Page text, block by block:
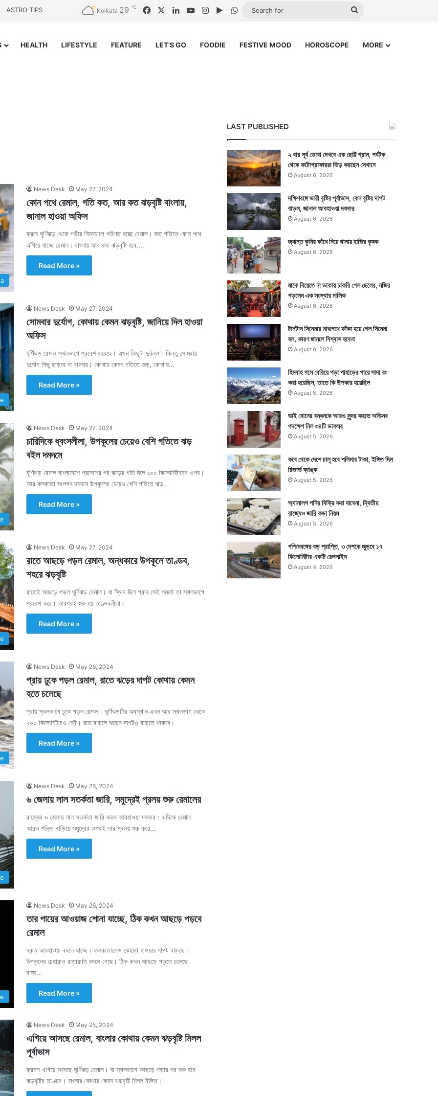
ASTRO TIPS Kolkata 29 ℃ FacebookLinkedInYouTubeInstagramGoogle Play
WhatsApp
Search
HEALTH LIFESTYLE FEATURE LET’S GO FOODIE FESTIVE MOOD HOROSCOPE MORE
News Desk May 27, 2024
কোন পথে রেমাল, গতি কত, আর কত ঝড়বৃষ্টি বাংলায়,
জানাল হাওয়া অফিস
ক্রমে ঘূর্ণিঝড় থেকে গভীর নিম্নচাপে পরিণত হচ্ছে রেমাল। কত গতিতে কোন পথে
এগিয়ে যাচ্ছে রেমাল। বাংলায় আর কত ঝড়বৃষ্টি হবে,…
Read More »
News Desk May 27, 2024
সোমবার দুর্যোগ, কোথায় কেমন ঝড়বৃষ্টি, জানিয়ে দিল হাওয়া
অফিস
ঘূর্ণিঝড় রেমাল স্থলভাগে প্রবেশ করেছে। এখন কিছুটা দুর্বলও। কিন্তু সোমবার
দুর্যোগ পিছু ছাড়বে না বাংলার। কোথায় কেমন গতিতে জড়, কোথায়…
Read More »
News Desk May 27, 2024
চারিদিকে ধ্বংসলীলা, উপকূলের চেয়েও বেশি গতিতে ঝড়
বইল দমদমে
ঘূর্ণিঝড় রেমাল বাংলাদেশে প্রবেশের পর ঝড়ের গতি ছিল ১০০ কিলোমিটারের ওপর।
আর কলকাতা সংলগ্ন দমদমে উপকূলের চেয়েও বেশি গতিতে ঝড়…
Read More »
News Desk May 27, 2024
রাতে আছড়ে পড়ল রেমাল, অন্ধকারে উপকূলে তাণ্ডব,
শহরে ঝড়বৃষ্টি
রাতেই আছড়ে পড়ল ঘূর্ণিঝড় রেমাল। যা স্থির ছিল প্রায় সেই সময়ই তা স্থলভাগে
প্রবেশ করে। তারপরই শুরু হয় তাণ্ডবলীলা।
Read More »
News Desk May 26, 2024
প্রায় ঢুকে পড়ল রেমাল, রাতে ঝড়ের দাপট কোথায় কেমন
হতে চলেছে
প্রায় স্থলভাগে ঢুকে পড়ল রেমাল। ঘূর্ণিঝড়টির অবস্থান এখন আর স্থলভাগ থেকে
২০০ কিলোমিটারও নেই। রাত বাড়লে ঝড়ের দাপটও বাড়তে থাকবে।
Read More »
News Desk May 26, 2024
৬ জেলায় লাল সতর্কতা জারি, সমুদ্রেই প্রলয় শুরু রেমালের
রাজ্যের ৬ জেলায় লাল সতর্কতা জারি করল আবহাওয়া দফতর। এদিকে রেমাল
আরও শক্তি বাড়িয়ে সমুদ্রের ওপরই তার প্রলয় শুরু করে…
Read More »
News Desk May 26, 2024
তার পায়ের আওয়াজ শোনা যাচ্ছে, ঠিক কখন আছড়ে পড়বে
রেমাল
দ্রুত আবহাওয়া বদলে যাচ্ছে। কলকাতাতেও ঝোড়ো হাওয়ার দাপট বাড়ছে।
উপকূলের চেহারাও রাতারাতি বদলে গেছে। ঠিক কখন আছড়ে পড়তে চলেছে
দানব…
Read More »
News Desk May 25, 2024
এগিয়ে আসছে রেমাল, বাংলার কোথায় কেমন ঝড়বৃষ্টি মিলল
পূর্বাভাস
ক্রমশ এগিয়ে আসছে ঘূর্ণিঝড় রেমাল। যা স্থলভাগে আছড়ে পড়ার পর শুরু হবে
ঝড়বৃষ্টির তাণ্ডব। বাংলার কোথায় কেমন ঝড়বৃষ্টি মিলল ইঙ্গিত।
LAST PUBLISHED
২ বার সূর্য ডোবা দেখবে এক ছোট্ট গ্রাম, পর্যটক
থেকে ফটোগ্রাফাররা ভিড় করছেন সেখানে
August 6, 2026
দক্ষিণবঙ্গে ভারী বৃষ্টির পূর্বাভাস, কেন বৃষ্টির দাপট
বাড়ল, জানাল আবহাওয়া দফতর
August 6, 2026
জ্যান্ত কুমির কাঁধে নিয়ে থানায় হাজির কৃষক
August 6, 2026
মাকে বিয়েতে না ডাকায় চাকরি গেল ছেলের, নজির
গড়লেন এক সংস্থার মালিক
August 6, 2026
টানটান সিনেমার মাঝপথে ফাঁকা হয়ে গেল সিনেমা
হল, কারণ জানলে বিশ্বাস হবেনা
August 6, 2026
হিমবাহ গলে বেরিয়ে পড়া পাহাড়ের গায়ে সাদা রং
করা হয়েছিল, তাতে কি উপকার হয়েছিল
August 5, 2026
ভাই বোনের বন্ধনকে আরও সুন্দর করতে অভিনব
পদক্ষেপ নিল ৩৪টি ডাকঘর
August 5, 2026
কবে থেকে দেশে চালু হবে পলিমার টাকা, ইঙ্গিত দিল
রিজার্ভ ব্যাঙ্ক
August 5, 2026
অ্যানালগ পনির বিক্রি করা যাবেনা, দ্বিতীয়
রাজ্যেও জারি কড়া নিয়ম
August 5, 2026
পশ্চিমবঙ্গের বড় প্রাপ্তি, ৩ দেশকে জুড়বে ১৭
কিলোমিটার একটি রেললাইন
August 4, 2026